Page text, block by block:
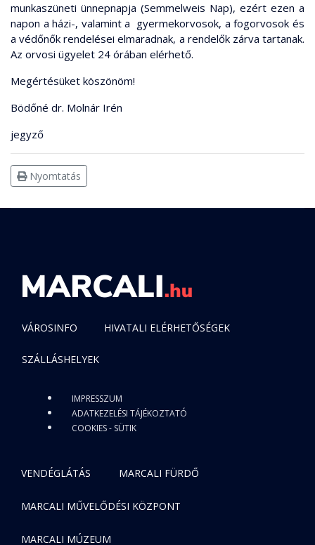
munkaszüneti ünnepnapja (Semmelweis Nap), ezért ezen a
napon a házi-, valamint a gyermekorvosok, a fogorvosok és
a védőnők rendelései elmaradnak, a rendelők zárva tartanak.
Az orvosi ügyelet 24 órában elérhető.
Megértésüket köszönöm!
Bödőné dr. Molnár Irén
jegyző
Nyomtatás
VÁROSINFO HIVATALI ELÉRHETŐSÉGEK
SZÁLLÁSHELYEK
IMPRESSZUM
ADATKEZELÉSI TÁJÉKOZTATÓ
COOKIES - SÜTIK
VENDÉGLÁTÁS MARCALI FÜRDŐ
MARCALI MŰVELŐDÉSI KÖZPONT
MARCALI MÚZEUM